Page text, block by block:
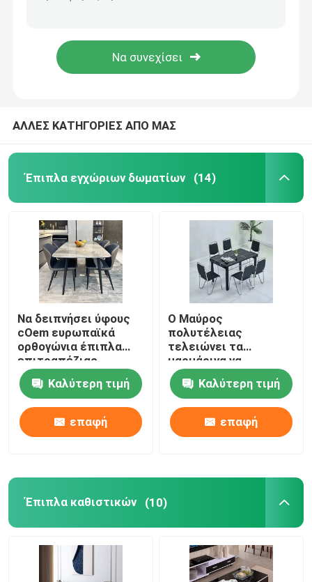
Τραπεζάκια σαλονιού συνήθειας
Γραφείο TV πλαισίων μετάλλων
Μετριασμένος πίνακας γυαλιού
faux μαρμάρινος να δειπνήσει πίνακας
Επιτραπέζιο γραφείο TV
ΑΛΛΕΣ ΚΑΤΗΓΟΡΙΕΣ ΑΠΟ ΜΑΣ
Έπιπλα εγχώριων δωματίων (14)
Να δειπνήσει ύφους
cOem ευρωπαϊκά
ορθογώνια έπιπλα
επιτραπέζιας
καθορισμένα
μαρμάρινα
τραπεζαρίας
Καλύτερη τιμή
επαφή
Ο Μαύρος
πολυτέλειας
τελειώνει τα
μαρμάρινα να
δειπνήσει εγχώρια
έπιπλα ανώτατης
τραπεζαρίας πινάκων
και πινάκων εδρών
Καλύτερη τιμή
επαφή
Έπιπλα καθιστικών (10)